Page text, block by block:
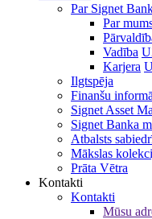
Par Signet
Par
Vadība
Karjera
Ilgtspēja
Finanšu
Signet Asset
Signet Banka
Atbalsts
Mākslas
Prāta Vētra
Kontakti
Kontakti
Mūsu